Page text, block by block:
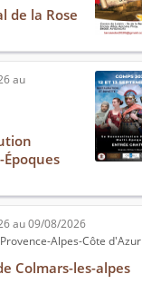
de la Rose
au
au 09/08/2026
Alpes-Côte d'Azur
Colmars-les-alpes